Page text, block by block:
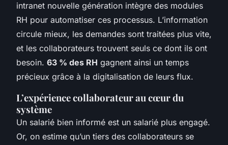
intranet nouvelle génération intègre des modules
RH pour automatiser ces processus. L’information
circule mieux, les demandes sont traitées plus vite,
et les collaborateurs trouvent seuls ce dont ils ont
besoin. 63 % des RH gagnent ainsi un temps
précieux grâce à la digitalisation de leurs flux.
L’expérience collaborateur au cœur du
système
Un salarié bien informé est un salarié plus engagé.
Or, on estime qu’un tiers des collaborateurs se